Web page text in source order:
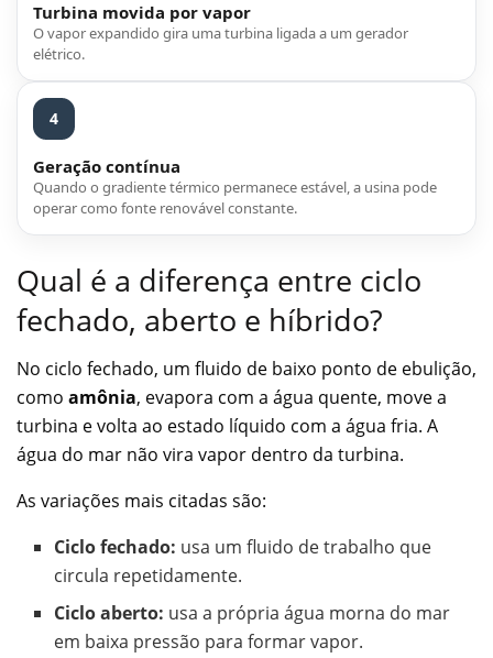
Turbina movida por vapor
O vapor expandido gira uma turbina ligada a um gerador
elétrico.
4
Geração contínua
Quando o gradiente térmico permanece estável, a usina pode
operar como fonte renovável constante.
Qual é a diferença entre ciclo
fechado, aberto e híbrido?
No ciclo fechado, um fluido de baixo ponto de ebulição,
como amônia, evapora com a água quente, move a
turbina e volta ao estado líquido com a água fria. A
água do mar não vira vapor dentro da turbina.
As variações mais citadas são:
Ciclo fechado: usa um fluido de trabalho que
circula repetidamente.
Ciclo aberto: usa a própria água morna do mar
em baixa pressão para formar vapor.